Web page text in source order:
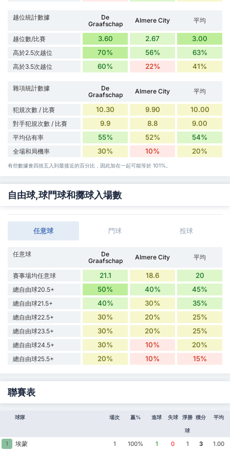
越位統計數據
De
Graafschap
Almere City 平均
越位數/比賽 3.60 2.67 3.00
高於2.5次越位 70% 56% 63%
高於3.5次越位 60% 22% 41%
雜項統計數據
De
Graafschap
Almere City 平均
犯規次數 / 比賽 10.30 9.90 10.00
對手犯規次數 / 比賽 9.9 8.8 9.00
平均佔有率 55% 52% 54%
全場和局機率 30% 10% 20%
有些數據會四捨五入到最接近的百分比，因此加在一起可能等於 101%。
自由球,球門球和擲球入場數
任意球 門球 投球
任意球
De
Graafschap
Almere City 平均
賽事場均任意球 21.1 18.6 20
總自由球20.5+ 50% 40% 45%
總自由球21.5+ 40% 30% 35%
總自由球22.5+ 30% 20% 25%
總自由球23.5+ 30% 20% 25%
總自由球24.5+ 30% 10% 20%
總自由球25.5+ 20% 10% 15%
聯賽表
球隊 場次 贏% 進球 失球 淨勝
球
積分 平均
1 埃蒙 1 100% 1 0 1 3
1.00